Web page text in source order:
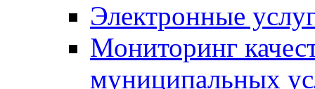
Электронные
Мониторинг
муниципальных